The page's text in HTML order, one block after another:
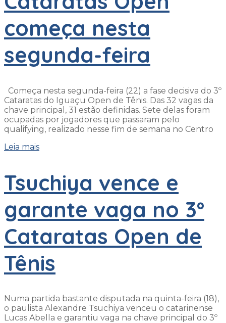
começa nesta
segunda-feira
Começa nesta segunda-feira (22) a fase decisiva do 3º
Cataratas do Iguaçu Open de Tênis. Das 32 vagas da
chave principal, 31 estão definidas. Sete delas foram
ocupadas por jogadores que passaram pelo
qualifying, realizado nesse fim de semana no Centro
Leia mais
Tsuchiya vence e
garante vaga no 3º
Cataratas Open de
Tênis
Numa partida bastante disputada na quinta-feira (18),
o paulista Alexandre Tsuchiya venceu o catarinense
Lucas Abella e garantiu vaga na chave principal do 3º